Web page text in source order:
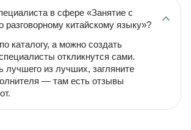
в сфере «Занятие с
разговорному китайскому языку»?
каталогу, а можно создать
откликнутся сами.
лучшего из лучших, загляните
— там есть отзывы